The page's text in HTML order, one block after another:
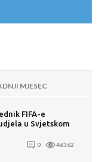
MJESEC
FIFA-e
u Svjetskom
0 46362